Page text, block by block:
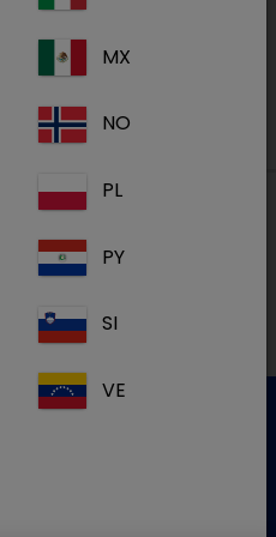
MX
NO
PL
PY
SI
VE